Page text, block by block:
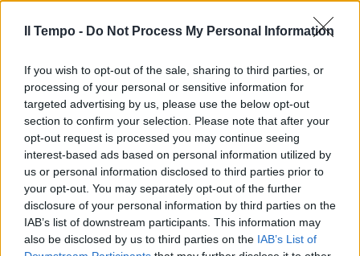
Il Tempo - Do Not Process My Personal Information
If you wish to opt-out of the sale, sharing to third parties, or
processing of your personal or sensitive information for
targeted advertising by us, please use the below opt-out
section to confirm your selection. Please note that after your
opt-out request is processed you may continue seeing
interest-based ads based on personal information utilized by
us or personal information disclosed to third parties prior to
your opt-out. You may separately opt-out of the further
disclosure of your personal information by third parties on the
IAB’s list of downstream participants. This information may
also be disclosed by us to third parties on the IAB’s List of
In evidenza